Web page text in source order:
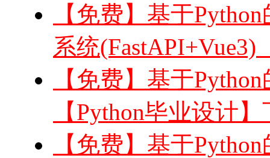
【免费】基于
系统(FastAPI+Vue3)
【免费】基于
【Python毕业设计
【免费】基于